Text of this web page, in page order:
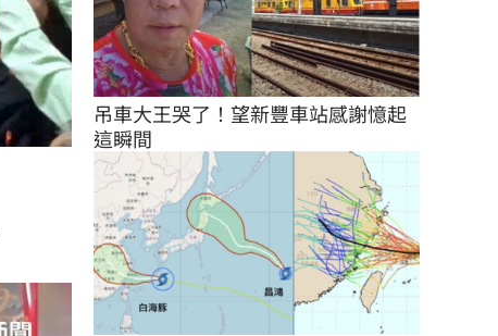
吊車大王哭了！望新豐車站感謝憶起
這瞬間